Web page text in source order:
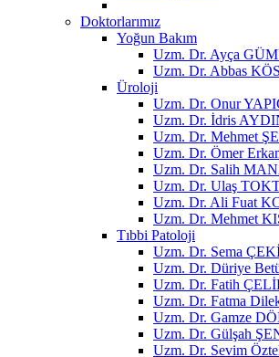
Doktorlarımız
Yoğun Bakım
Uzm. Dr. Ayça
Uzm. Dr. Abbas
Üroloji
Uzm. Dr. Onur
Uzm. Dr. İdris
Uzm. Dr. Mehmet
Uzm. Dr. Ömer
Uzm. Dr. Salih
Uzm. Dr. Ulaş
Uzm. Dr. Ali Fuat
Uzm. Dr. Mehmet
Tıbbi Patoloji
Uzm. Dr. Sema
Uzm. Dr. Düriye
Uzm. Dr. Fatih
Uzm. Dr. Fatma
Uzm. Dr. Gamze
Uzm. Dr. Gülşah
Uzm. Dr. Sevim